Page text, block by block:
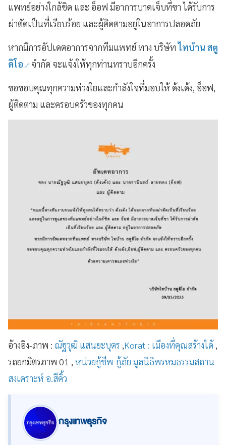
แพทย์อย่างใกล้ชิด และ อ็อฟ มีอาการบาดเจ็บที่ขา ได้รับการ
ผ่าตัดเป็นที่เรียบร้อย และผู้ติดตามอยู่ในอาการปลอดภัย
หากมีการอัปเดตอาการจากทีมแพทย์ ทาง บริษัทไทบ้าน สตู
ดิโอ จำกัด จะแจ้งให้ทุกท่านทราบอีกครั้ง
ขอขอบคุณทุกความห่วงใยและกำลังใจที่มอบให้ ด้งเด้ง, อ็อฟ,
ผู้ติดตาม และครอบครัวของทุกคน
อ้างอิง-ภาพ : ณัฐวุฒิ แสนยะบุตร ,Korat : เมืองที่คุณสร้างได้ ,
รถยกมิตรภาพ 01 , หน่วยกู้ชีพ-กู้ภัย มูลนิธิพรหมธรรมสถาน
สงเคราะห์ อ.สีคิ้ว
กรุงเทพธุรกิจ